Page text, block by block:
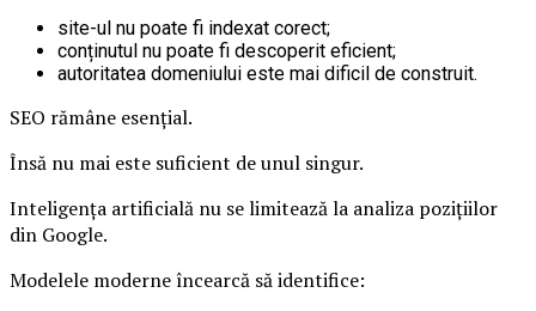
site-ul nu poate fi indexat corect;
conținutul nu poate fi descoperit eficient;
autoritatea domeniului este mai dificil de construit.
SEO rămâne esențial.
Însă nu mai este suficient de unul singur.
Inteligența artificială nu se limitează la analiza pozițiilor
din Google.
Modelele moderne încearcă să identifice: